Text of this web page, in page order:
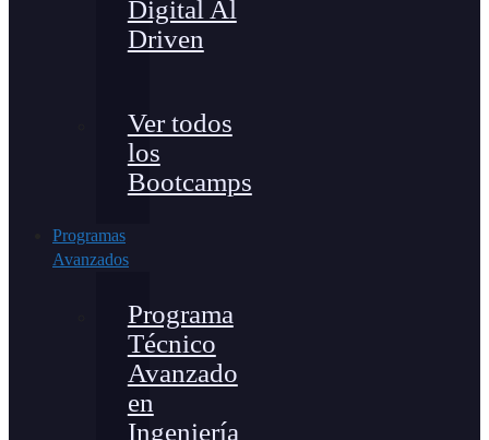
Digital Al
Driven
Ver todos
los
Bootcamps
Programas
Avanzados
Programa
Técnico
Avanzado
en
Ingeniería